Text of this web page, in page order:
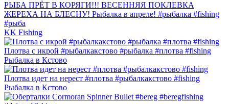
РЫБА ПРЁТ В КОРЯГИ!!! ВЕСЕННЯЯ ПОКЛЕВКА
ЖЕРЕХА НА БЛЕСНУ! Рыбалка в апреле! #рыбалка #fishing
#рыба
KK Fishing
Плотва с икрой #рыбалкакстово #рыбалка #плотва #fishing
Рыбалка в Кстово
Плотва идет на нерест #плотва #рыбалкакстово #fishing
Рыбалка в Кстово